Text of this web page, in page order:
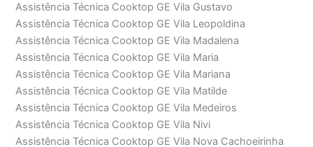
Assistência Técnica Cooktop GE Vila Gustavo
Assistência Técnica Cooktop GE Vila Leopoldina
Assistência Técnica Cooktop GE Vila Madalena
Assistência Técnica Cooktop GE Vila Maria
Assistência Técnica Cooktop GE Vila Mariana
Assistência Técnica Cooktop GE Vila Matilde
Assistência Técnica Cooktop GE Vila Medeiros
Assistência Técnica Cooktop GE Vila Nivi
Assistência Técnica Cooktop GE Vila Nova Cachoeirinha